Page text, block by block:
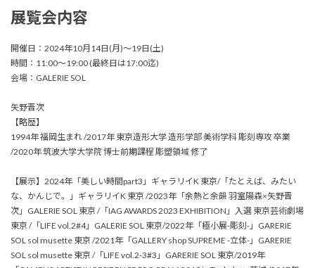
展覧会内容
開催日：2024年10月14日(月)〜19日(土)
時間：11:00〜19:00 (最終日は17:00迄)
会場：GALERIE SOL
矢野晋次
【略歴】
1994年 福岡生まれ /2017年 東京造形大学 造形学部 美術学科 彫刻専攻 卒業
/2020年 筑波大学大学院 博士前期課程 彫塑領域 修了
【展示】2024年「美しい時間part3」ギャラリイK 東京/「たとえば、みたい
な、かんじで。」ギャラリイK 東京 /2023年「余熱と余韻 羽室陽森×矢野晋
次」GALERIE SOL 東京 /「IAG AWARDS 2023 EXHIBITION」入選 東京芸術劇場
東京 /「LIFE vol.2#4」GALERIE SOL 東京/2022年「極小展-彫刻-」GARERIE
SOL sol musette 東京 /2021年「GALLERY shop SUPREME -立体-」GARERIE
SOL sol musette 東京 /「LIFE vol.2-3#3」GARERIE SOL 東京/2019年